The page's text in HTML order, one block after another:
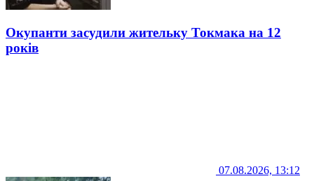
Окупанти засудили жительку Токмака на 12
років
07.08.2026, 13:12